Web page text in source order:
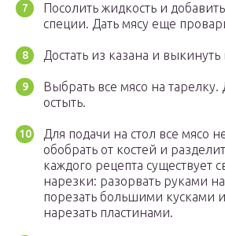
Посолить жидкость и
специи. Дать мясу еще
Достать из казана и
Выбрать все мясо на тарелку.
остыть.
Для подачи на стол все мясо
обобрать от костей и
каждого рецепта существует
нарезки: разорвать руками
порезать большими кусками
нарезать пластинами.